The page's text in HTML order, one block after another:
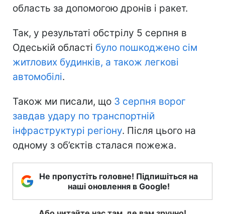
область за допомогою дронів і ракет.
Так, у результаті обстрілу 5 серпня в
Одеській області було пошкоджено сім
житлових будинків, а також легкові
автомобілі.
Також ми писали, що 3 серпня ворог
завдав удару по транспортній
інфраструктурі регіону. Після цього на
одному з об’єктів сталася пожежа.
Не пропустіть головне! Підпишіться на
наші оновлення в Google!